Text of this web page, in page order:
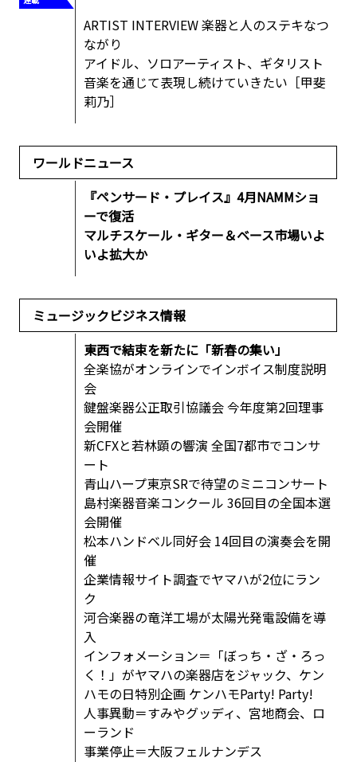
ARTIST INTERVIEW 楽器と人のステキなつ
ながり
アイドル、ソロアーティスト、ギタリスト
音楽を通じて表現し続けていきたい［甲斐
莉乃］
ワールドニュース
『ペンサード・プレイス』4月NAMMショ
ーで復活
マルチスケール・ギター＆ベース市場いよ
いよ拡大か
ミュージックビジネス情報
東西で結束を新たに「新春の集い」
全楽協がオンラインでインボイス制度説明
会
鍵盤楽器公正取引協議会 今年度第2回理事
会開催
新CFXと若林顕の響演 全国7都市でコンサ
ート
青山ハープ東京SRで待望のミニコンサート
島村楽器音楽コンクール 36回目の全国本選
会開催
松本ハンドベル同好会 14回目の演奏会を開
催
企業情報サイト調査でヤマハが2位にラン
ク
河合楽器の竜洋工場が太陽光発電設備を導
入
インフォメーション＝「ぼっち・ざ・ろっ
く！」がヤマハの楽器店をジャック、ケン
ハモの日特別企画 ケンハモParty! Party!
人事異動＝すみやグッディ、宮地商会、ロ
ーランド
事業停止＝大阪フェルナンデス